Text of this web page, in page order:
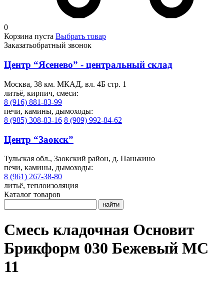
0
Корзина пуста Выбрать товар
Заказатьобратный звонок
Центр “Ясенево” - центральный склад
Москва, 38 км. МКАД, вл. 4Б стр. 1
литьё, кирпич, смеси:
8 (916) 881-83-99
печи, камины, дымоходы:
8 (985) 308-83-16 8 (909) 992-84-62
Центр “Заокск”
Тульская обл., Заокский район, д. Панькино
печи, камины, дымоходы:
8 (961) 267-38-80
литьё, теплоизоляция
Каталог товаров
найти
Смесь кладочная Основит
Брикформ 030 Бежевый МС
11